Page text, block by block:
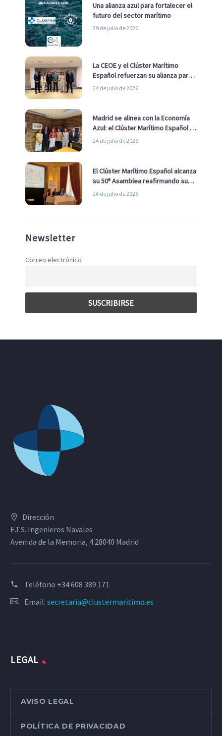
Una alianza azul para fortalecer el
futuro del sector marítimo
29 de julio de 2026
La CEOE y el Clúster Marítimo
Español refuerzan su alianza para
impulsar una estrategia Nacional
24 de julio de 2026
Madrid se alinea con la Economía
Azul: el Clúster Marítimo Español y
la Real Liga Naval avanzan alianzas
24 de julio de 2026
El Clúster Marítimo Español alcanza
su 50ª Asamblea reafirmando su
liderazgo en la Economía Azul
24 de julio de 2026
Newsletter
Correo electrónico
Dirección
E.T.S. Ingenieros Navales
Avenida de la Memoria, 4 28040 Madrid
Teléfono +34 608 389 171
Email: secretaria@clustermaritimo.es
LEGAL
AVISO LEGAL
POLÍTICA DE PRIVACIDAD